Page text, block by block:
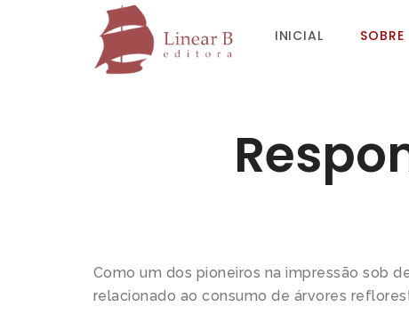
INICIAL SOBRE
Como um dos pioneiros na impressão sob
relacionado ao consumo de árvores